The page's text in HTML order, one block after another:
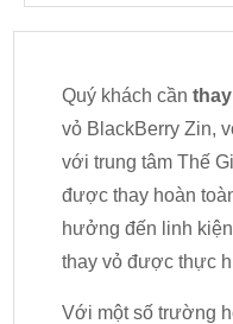
Quý khách cần
vỏ BlackBerry Zin,
với trung tâm Thế
được thay hoàn
hưởng đến linh
thay vỏ được thực
Với một số trường